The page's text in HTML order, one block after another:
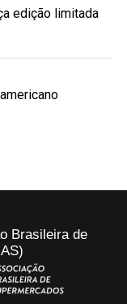
edição limitada
Brasileira de